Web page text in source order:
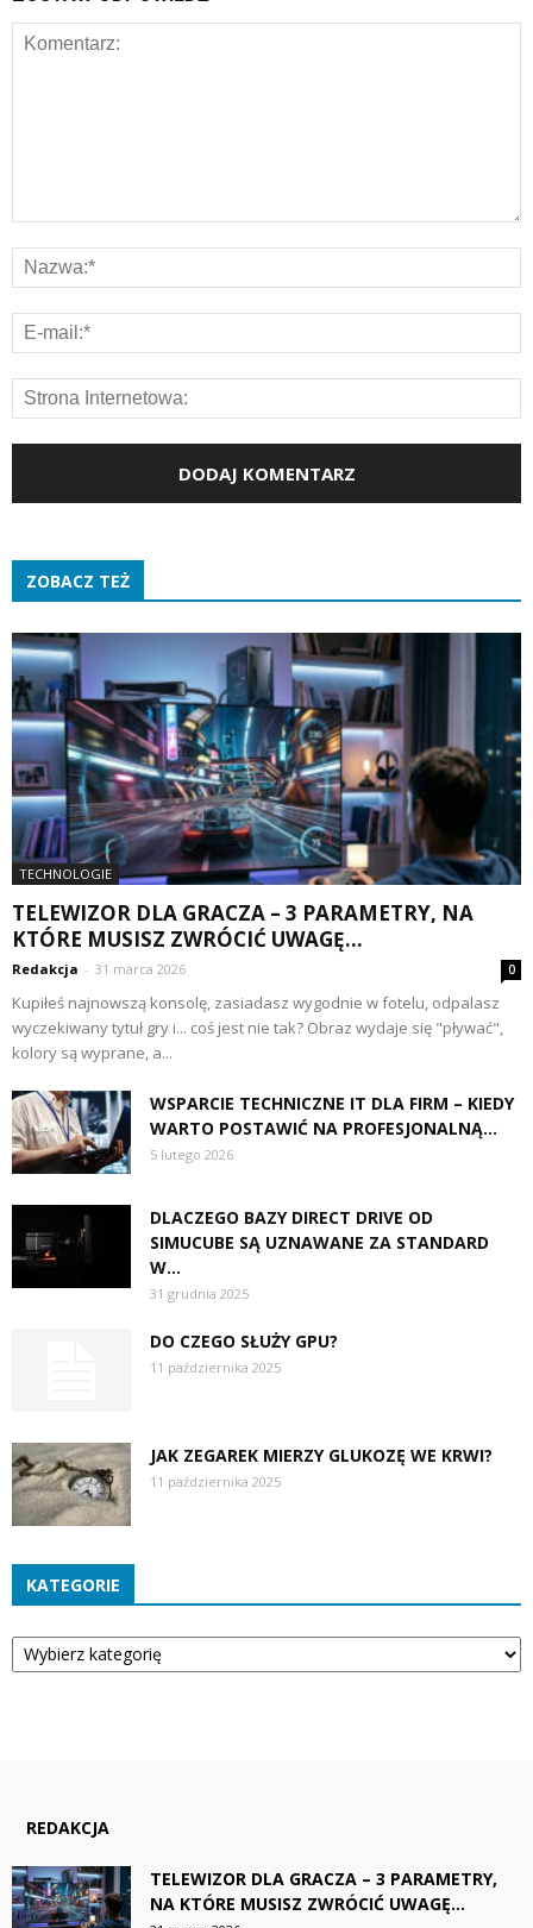
ZOBACZ TEŻ
TECHNOLOGIE
TELEWIZOR DLA GRACZA – 3 PARAMETRY, NA
KTÓRE MUSISZ ZWRÓCIĆ UWAGĘ...
Redakcja - 31 marca 2026 0
Kupiłeś najnowszą konsolę, zasiadasz wygodnie w fotelu, odpalasz
wyczekiwany tytuł gry i... coś jest nie tak? Obraz wydaje się "pływać",
kolory są wyprane, a...
WSPARCIE TECHNICZNE IT DLA FIRM – KIEDY
WARTO POSTAWIĆ NA PROFESJONALNĄ...
5 lutego 2026
DLACZEGO BAZY DIRECT DRIVE OD
SIMUCUBE SĄ UZNAWANE ZA STANDARD
W...
31 grudnia 2025
DO CZEGO SŁUŻY GPU?
11 października 2025
JAK ZEGAREK MIERZY GLUKOZĘ WE KRWI?
11 października 2025
KATEGORIE
Kategorie
REDAKCJA
TELEWIZOR DLA GRACZA – 3 PARAMETRY,
NA KTÓRE MUSISZ ZWRÓCIĆ UWAGĘ...